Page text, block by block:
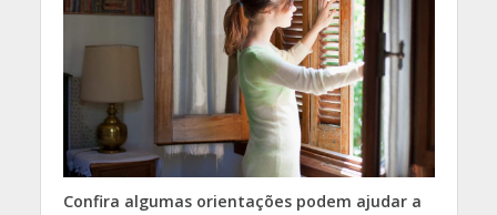
Confira algumas orientações podem ajudar a